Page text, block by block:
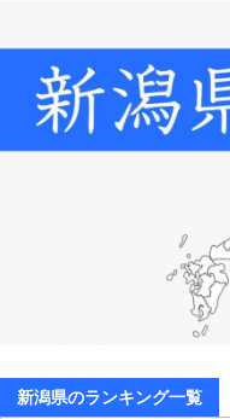
新潟県のランキング一覧